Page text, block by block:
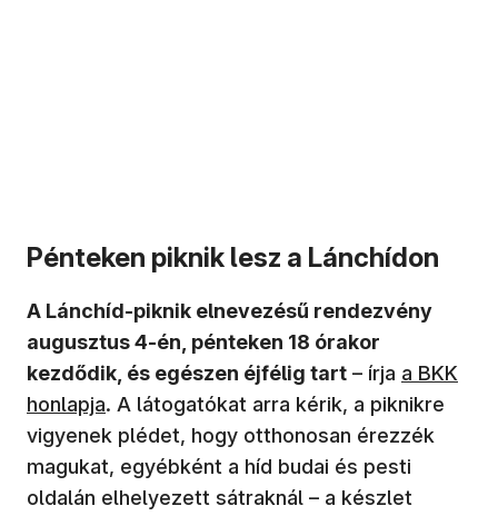
Pénteken piknik lesz a Lánchídon
A Lánchíd-piknik elnevezésű rendezvény
augusztus 4-én, pénteken 18 órakor
kezdődik, és egészen éjfélig tart – írja (új
a BKK
honlapja. A látogatókat arra kérik, a piknikre
vigyenek plédet, hogy otthonosan érezzék
magukat, egyébként a híd budai és pesti
oldalán elhelyezett sátraknál – a készlet